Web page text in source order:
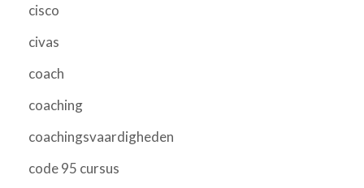
cisco
civas
coach
coaching
coachingsvaardigheden
code 95 cursus